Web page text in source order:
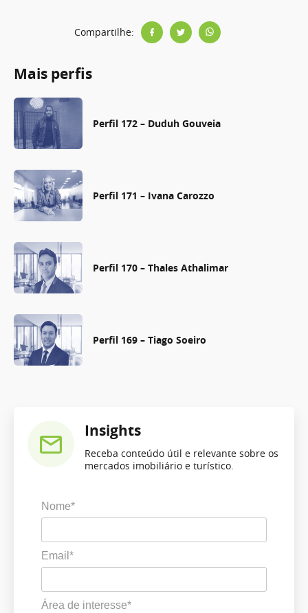
Compartilhe:
Mais perfis
Perfil 172 – Duduh Gouveia
Perfil 171 – Ivana Carozzo
Perfil 170 – Thales Athalimar
Perfil 169 – Tiago Soeiro
Insights
Receba conteúdo útil e relevante sobre os
mercados imobiliário e turístico.
Nome*
Email*
Área de interesse*